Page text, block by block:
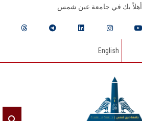
أهلاً بك في جامعة عين شمس
English